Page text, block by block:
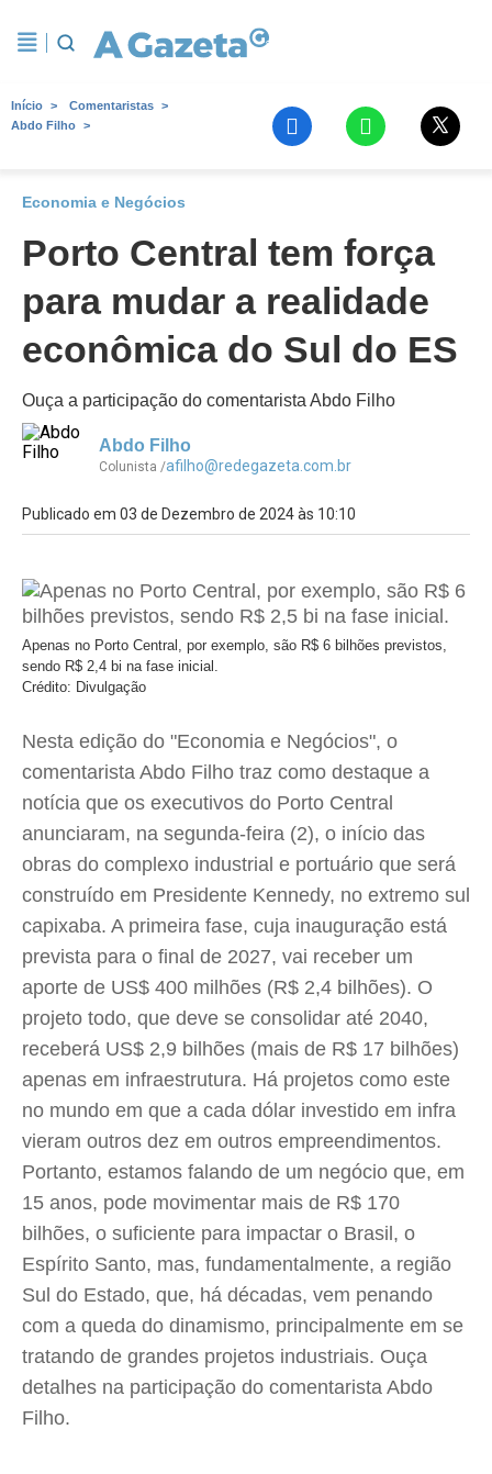
Início
Comentaristas
Abdo Filho
Economia e Negócios
Porto Central tem força
para mudar a realidade
econômica do Sul do ES
Ouça a participação do comentarista Abdo Filho
Abdo Filho
Colunista /afilho@redegazeta.com.br
Publicado em 03 de Dezembro de 2024 às 10:10
Apenas no Porto Central, por exemplo, são R$ 6 bilhões previstos,
sendo R$ 2,4 bi na fase inicial.
Crédito: Divulgação
Nesta edição do "Economia e Negócios", o
comentarista Abdo Filho traz como destaque a
notícia que os executivos do Porto Central
anunciaram, na segunda-feira (2), o início das
obras do complexo industrial e portuário que será
construído em Presidente Kennedy, no extremo sul
capixaba. A primeira fase, cuja inauguração está
prevista para o final de 2027, vai receber um
aporte de US$ 400 milhões (R$ 2,4 bilhões). O
projeto todo, que deve se consolidar até 2040,
receberá US$ 2,9 bilhões (mais de R$ 17 bilhões)
apenas em infraestrutura. Há projetos como este
no mundo em que a cada dólar investido em infra
vieram outros dez em outros empreendimentos.
Portanto, estamos falando de um negócio que, em
15 anos, pode movimentar mais de R$ 170
bilhões, o suficiente para impactar o Brasil, o
Espírito Santo, mas, fundamentalmente, a região
Sul do Estado, que, há décadas, vem penando
com a queda do dinamismo, principalmente em se
tratando de grandes projetos industriais. Ouça
detalhes na participação do comentarista Abdo
Filho.